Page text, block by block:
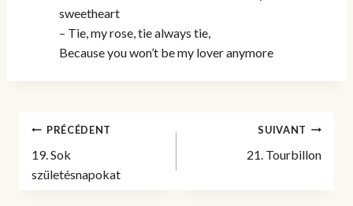
sweetheart
– Tie, my rose, tie always tie,
Because you won’t be my lover anymore
Navigation
de
l’article
PRÉCÉDENT
19. Sok
születésnapokat
SUIVANT
21. Tourbillon